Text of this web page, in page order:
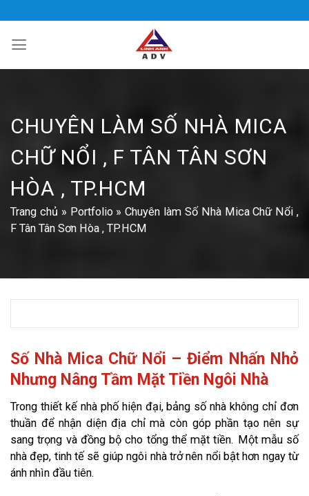
qua
nội
CHUYÊN LÀM SỐ NHÀ MICA
CHỮ NỔI , F TÂN TÂN SƠN
HÒA , TP.HCM
Trang chủ » Portfolio»Chuyên làm Số Nhà Mica Chữ Nổi ,
F Tân Tân Sơn Hòa , TP.HCM
Số Nhà Mica Chữ Nổi – Điểm Nhấn Nhỏ
Nhưng Nâng Tầm Mặt Tiền Ngôi Nhà
Trong thiết kế nhà phố hiện đại, bảng số nhà không chỉ đơn
thuần để nhận diện địa chỉ mà còn góp phần tạo nên sự
sang trọng và đồng bộ cho tổng thể mặt tiền. Một mẫu số
nhà đẹp, tinh tế sẽ giúp ngôi nhà trở nên nổi bật hơn ngay từ
ánh nhìn đầu tiên.